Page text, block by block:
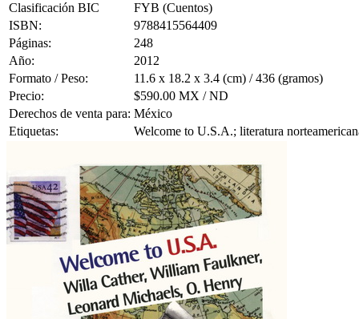
Clasificación BIC
FYB (Cuentos)
ISBN:
9788415564409
Páginas:
248
Año:
2012
Formato / Peso:
11.6 x 18.2 x 3.4 (cm) / 436 (gramos)
Precio:
$590.00 MX / ND
Derechos de venta para: México
Etiquetas:
Welcome to U.S.A.; literatura